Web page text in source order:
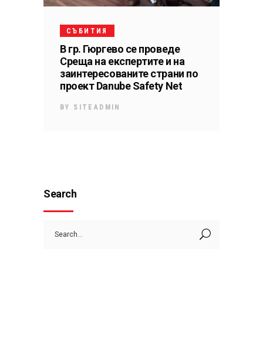
СЪБИТИЯ
В гр. Гюргево се проведе
Среща на експертите и на
заинтересованите страни по
проект Danube Safety Net
BY SITEADMIN
Search
for: